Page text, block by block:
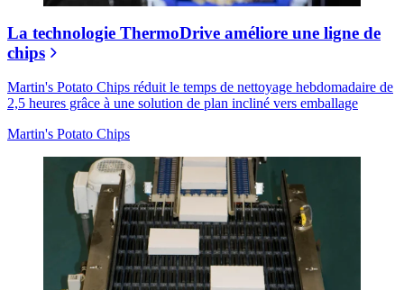
La technologie ThermoDrive améliore une ligne de
chips
Martin's Potato Chips réduit le temps de nettoyage hebdomadaire de
2,5 heures grâce à une solution de plan incliné vers emballage
Martin's Potato Chips